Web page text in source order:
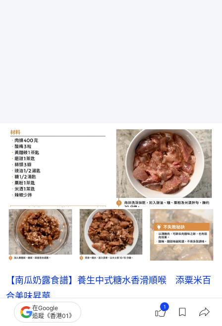
【南瓜奶露食譜】養生中式糖水香滑順喉 添粟米百
合美味昇華
【甜品食譜】牛奶麻糬簡單易做 煙韌軟糯沾花生粉
在Google
追蹤《香港01》
1